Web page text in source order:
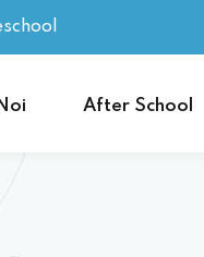
After School